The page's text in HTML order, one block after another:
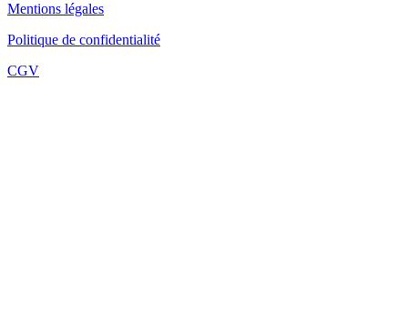
Mentions légales
Politique de confidentialité
CGV